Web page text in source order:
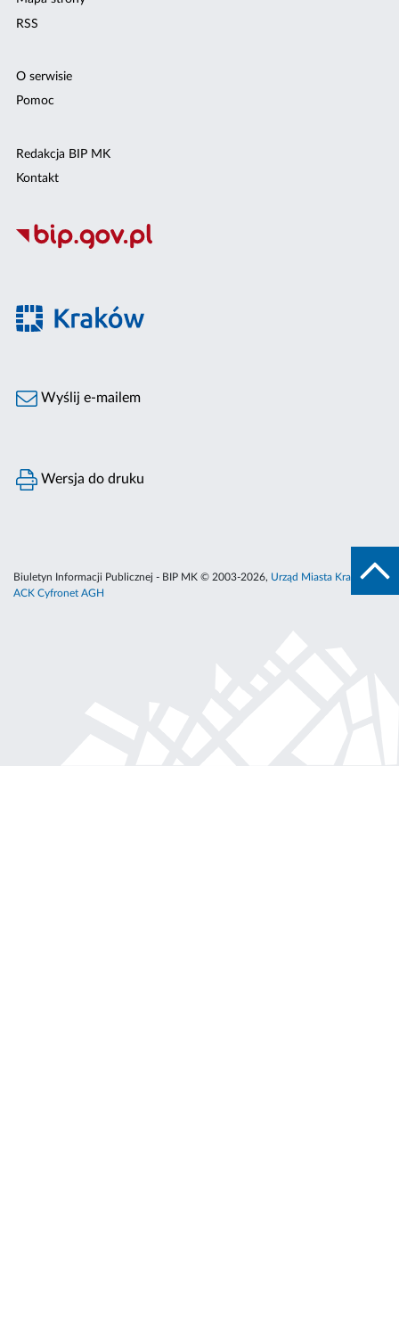
RSS
O serwisie
Pomoc
Redakcja BIP MK
Kontakt
Wyślij e-mailem
Wersja do druku
Biuletyn Informacji Publicznej - BIP MK © 2003-2026, Urząd Miasta Krakowa
ACK Cyfronet AGH